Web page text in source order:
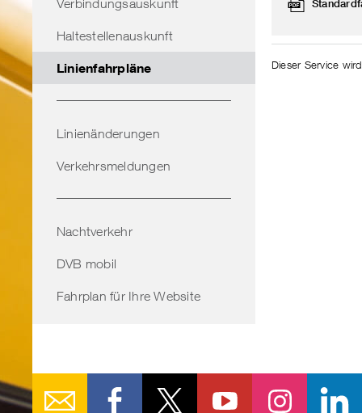
Verbindungsauskunft
Haltestellenauskunft
Linienfahrpläne
Linienänderungen
Verkehrsmeldungen
Nachtverkehr
DVB mobil
Fahrplan für Ihre Website
Dieser Service